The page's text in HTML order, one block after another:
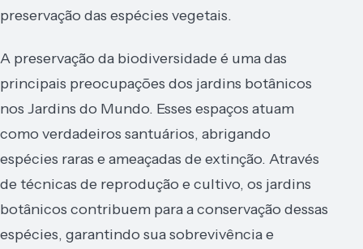
preservação das espécies vegetais.
A preservação da biodiversidade é uma das
principais preocupações dos jardins botânicos
nos Jardins do Mundo. Esses espaços atuam
como verdadeiros santuários, abrigando
espécies raras e ameaçadas de extinção. Através
de técnicas de reprodução e cultivo, os jardins
botânicos contribuem para a conservação dessas
espécies, garantindo sua sobrevivência e